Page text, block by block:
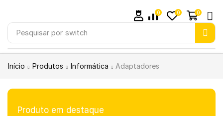
Pesquisar por switch
0 0 0
Início Produtos Informática Adaptadores
Produto em destaque